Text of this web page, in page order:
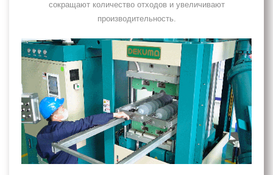
сокращают количество отходов и увеличивают
производительность.